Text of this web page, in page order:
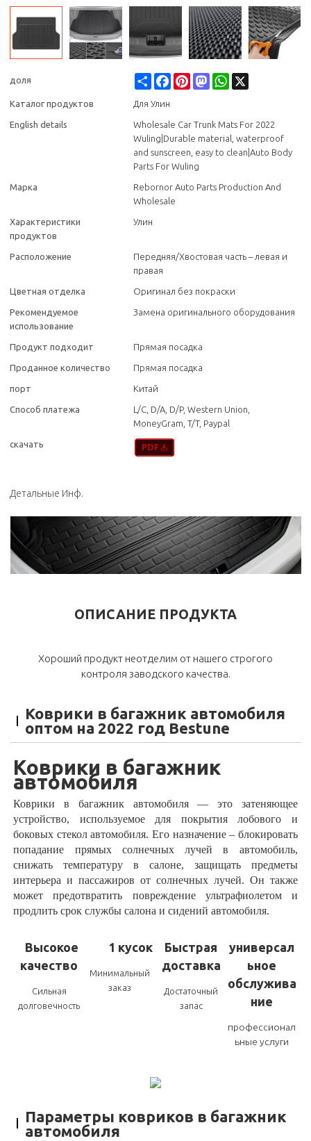
доля Share FacebookPinterestMastodonWhatsApp
Каталог продуктов Для Улин
English details
Wholesale Car Trunk Mats For 2022
Wuling|Durable material, waterproof
and sunscreen, easy to clean|Auto Body
Parts For Wuling
Марка
Rebornor Auto Parts Production And
Wholesale
Характеристики
продуктов
Улин
Расположение
Передняя/Хвостовая часть – левая и
правая
Цветная отделка Оригинал без покраски
Рекомендуемое
использование
Замена оригинального оборудования
Продукт подходит Прямая посадка
Проданное количество Прямая посадка
порт Китай
Способ платежа
L/C, D/A, D/P, Western Union,
MoneyGram, T/T, Paypal
скачать
Детальные Инф.
ОПИСАНИЕ ПРОДУКТА
Хороший продукт неотделим от нашего строгого
контроля заводского качества.
Коврики в багажник автомобиля
оптом на 2022 год Bestune
Коврики в багажник
автомобиля
Коврики в багажник автомобиля
— это затеняющее
устройство, используемое для покрытия лобового и
боковых стекол автомобиля. Его назначение – блокировать
попадание прямых солнечных лучей в автомобиль,
снижать температуру в салоне, защищать предметы
интерьера и пассажиров от солнечных лучей. Он также
может предотвратить повреждение ультрафиолетом и
продлить срок службы салона и сидений автомобиля.
Высокое
качество
Сильная
долговечность
1 кусок
Минимальный
заказ
Быстрая
доставка
Достаточный
запас
универсал
ьное
обслужива
ние
профессионал
ьные услуги
Параметры ковриков в багажник
автомобиля